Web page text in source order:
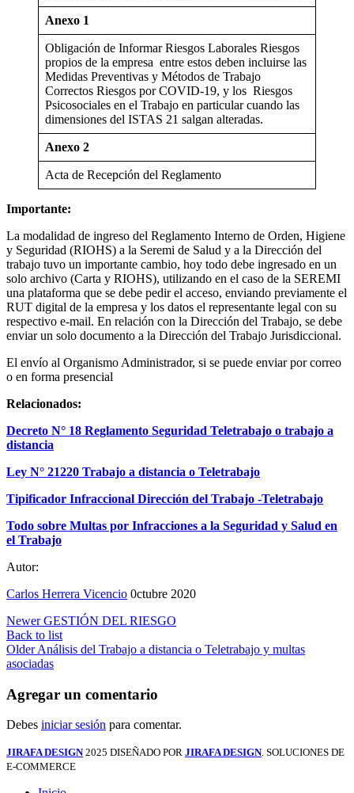
Anexo 1
Obligación de Informar Riesgos Laborales Riesgos
propios de la empresa entre estos deben incluirse las
Medidas Preventivas y Métodos de Trabajo
Correctos Riesgos por COVID-19, y los Riesgos
Psicosociales en el Trabajo en particular cuando las
dimensiones del ISTAS 21 salgan alteradas.
Anexo 2
Acta de Recepción del Reglamento
Importante:
La modalidad de ingreso del Reglamento Interno de Orden, Higiene
y Seguridad (RIOHS) a la Seremi de Salud y a la Dirección del
trabajo tuvo un importante cambio, hoy todo debe ingresado en un
solo archivo (Carta y RIOHS), utilizando en el caso de la SEREMI
una plataforma que se debe pedir el acceso, enviando previamente el
RUT digital de la empresa y los datos el representante legal con su
respectivo e-mail. En relación con la Dirección del Trabajo, se debe
enviar un solo documento a la Dirección del Trabajo Jurisdiccional.
El envío al Organismo Administrador, si se puede enviar por correo
o en forma presencial
Relacionados:
Decreto N° 18 Reglamento Seguridad Teletrabajo o trabajo a
distancia
Ley N° 21220 Trabajo a distancia o Teletrabajo
Tipificador Infraccional Dirección del Trabajo -Teletrabajo
Todo sobre Multas por Infracciones a la Seguridad y Salud en
el Trabajo
Autor:
Carlos Herrera Vicencio 0ctubre 2020
Newer GESTIÓN DEL RIESGO
Back to list
Older Análisis del Trabajo a distancia o Teletrabajo y multas
asociadas
Agregar un comentario
Debes iniciar sesión para comentar.
JIRAFA DESIGN 2025 DISEÑADO POR JIRAFA DESIGN. SOLUCIONES DE
E-COMMERCE